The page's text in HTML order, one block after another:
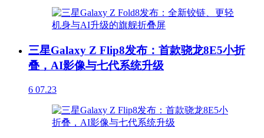
三星Galaxy Z Flip8发布：首款骁龙8E5小折
叠，AI影像与七代系统升级
6 07.23